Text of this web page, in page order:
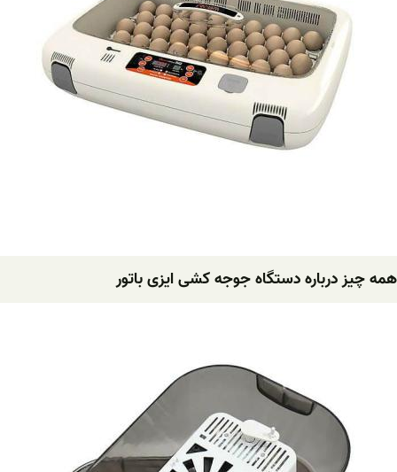
همه چیز درباره دستگاه جوجه کشی ایزی باتور